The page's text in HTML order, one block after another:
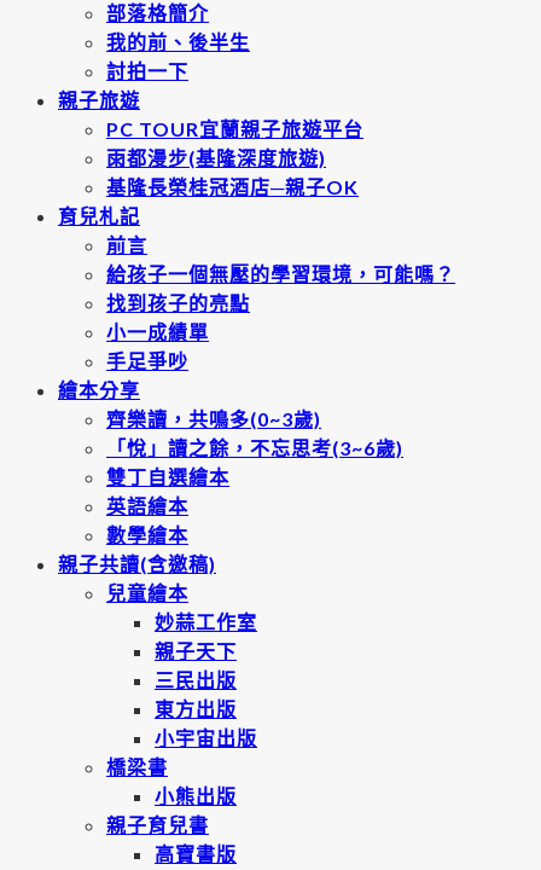
部落格簡介
我的前、後半生
討拍一下
親子旅遊
PC TOUR宜蘭親子旅遊平台
雨都漫步(基隆深度旅遊)
基隆長榮桂冠酒店─親子OK
育兒札記
前言
給孩子一個無壓的學習環境，可能嗎？
找到孩子的亮點
小一成績單
手足爭吵
繪本分享
齊樂讀，共鳴多(0~3歲)
「悅」讀之餘，不忘思考(3~6歲)
雙丁自選繪本
英語繪本
數學繪本
親子共讀(含邀稿)
兒童繪本
妙蒜工作室
親子天下
三民出版
東方出版
小宇宙出版
橋梁書
小熊出版
親子育兒書
高寶書版